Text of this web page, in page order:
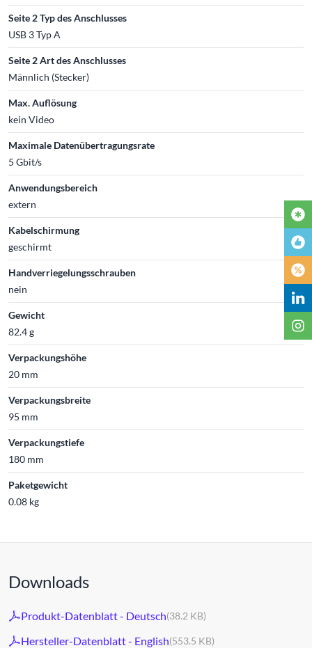
Seite 2 Typ des Anschlusses
USB 3 Typ A
Seite 2 Art des Anschlusses
Männlich (Stecker)
Max. Auflösung
kein Video
Maximale Datenübertragungsrate
5 Gbit/s
Anwendungsbereich
extern
Kabelschirmung
geschirmt
Handverriegelungsschrauben
nein
Gewicht
82.4 g
Verpackungshöhe
20 mm
Verpackungsbreite
95 mm
Verpackungstiefe
180 mm
Paketgewicht
0.08 kg
Downloads
Produkt-Datenblatt - Deutsch(38.2 KB)
Hersteller-Datenblatt - English(553.5 KB)